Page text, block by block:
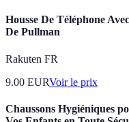
Housse De Téléphone
De Pullman
Rakuten FR
9.00 EURVoir le prix
Chaussons Hygiéniques